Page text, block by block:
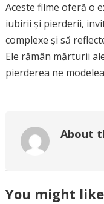
Aceste filme oferă o
iubirii și pierderii,
complexe și să
Ele rămân mărturii
pierderea ne
About
You might like